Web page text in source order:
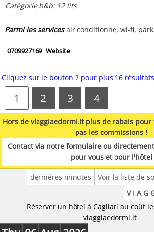
Catégorie b&b: 12 lits
Parmi les servicesair conditionne, wi-fi,
0709927169 Website
Cliquez sur le bouton 2 pour plus 16 résultats
1 2 3 4
Hors de viaggiaedormi.it plus de rabais pour
pas les commissions !
Contact via notre formulaire ou
pour vous et pour l'hôtel
Voir la liste de
derniéres minutes
V I A G
Réserver un hôtel à Cagliari au coût
viaggiaedormi.it